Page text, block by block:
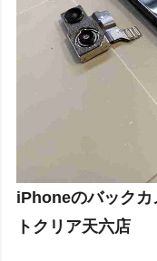
iPhoneのバックカ
トクリア天六店